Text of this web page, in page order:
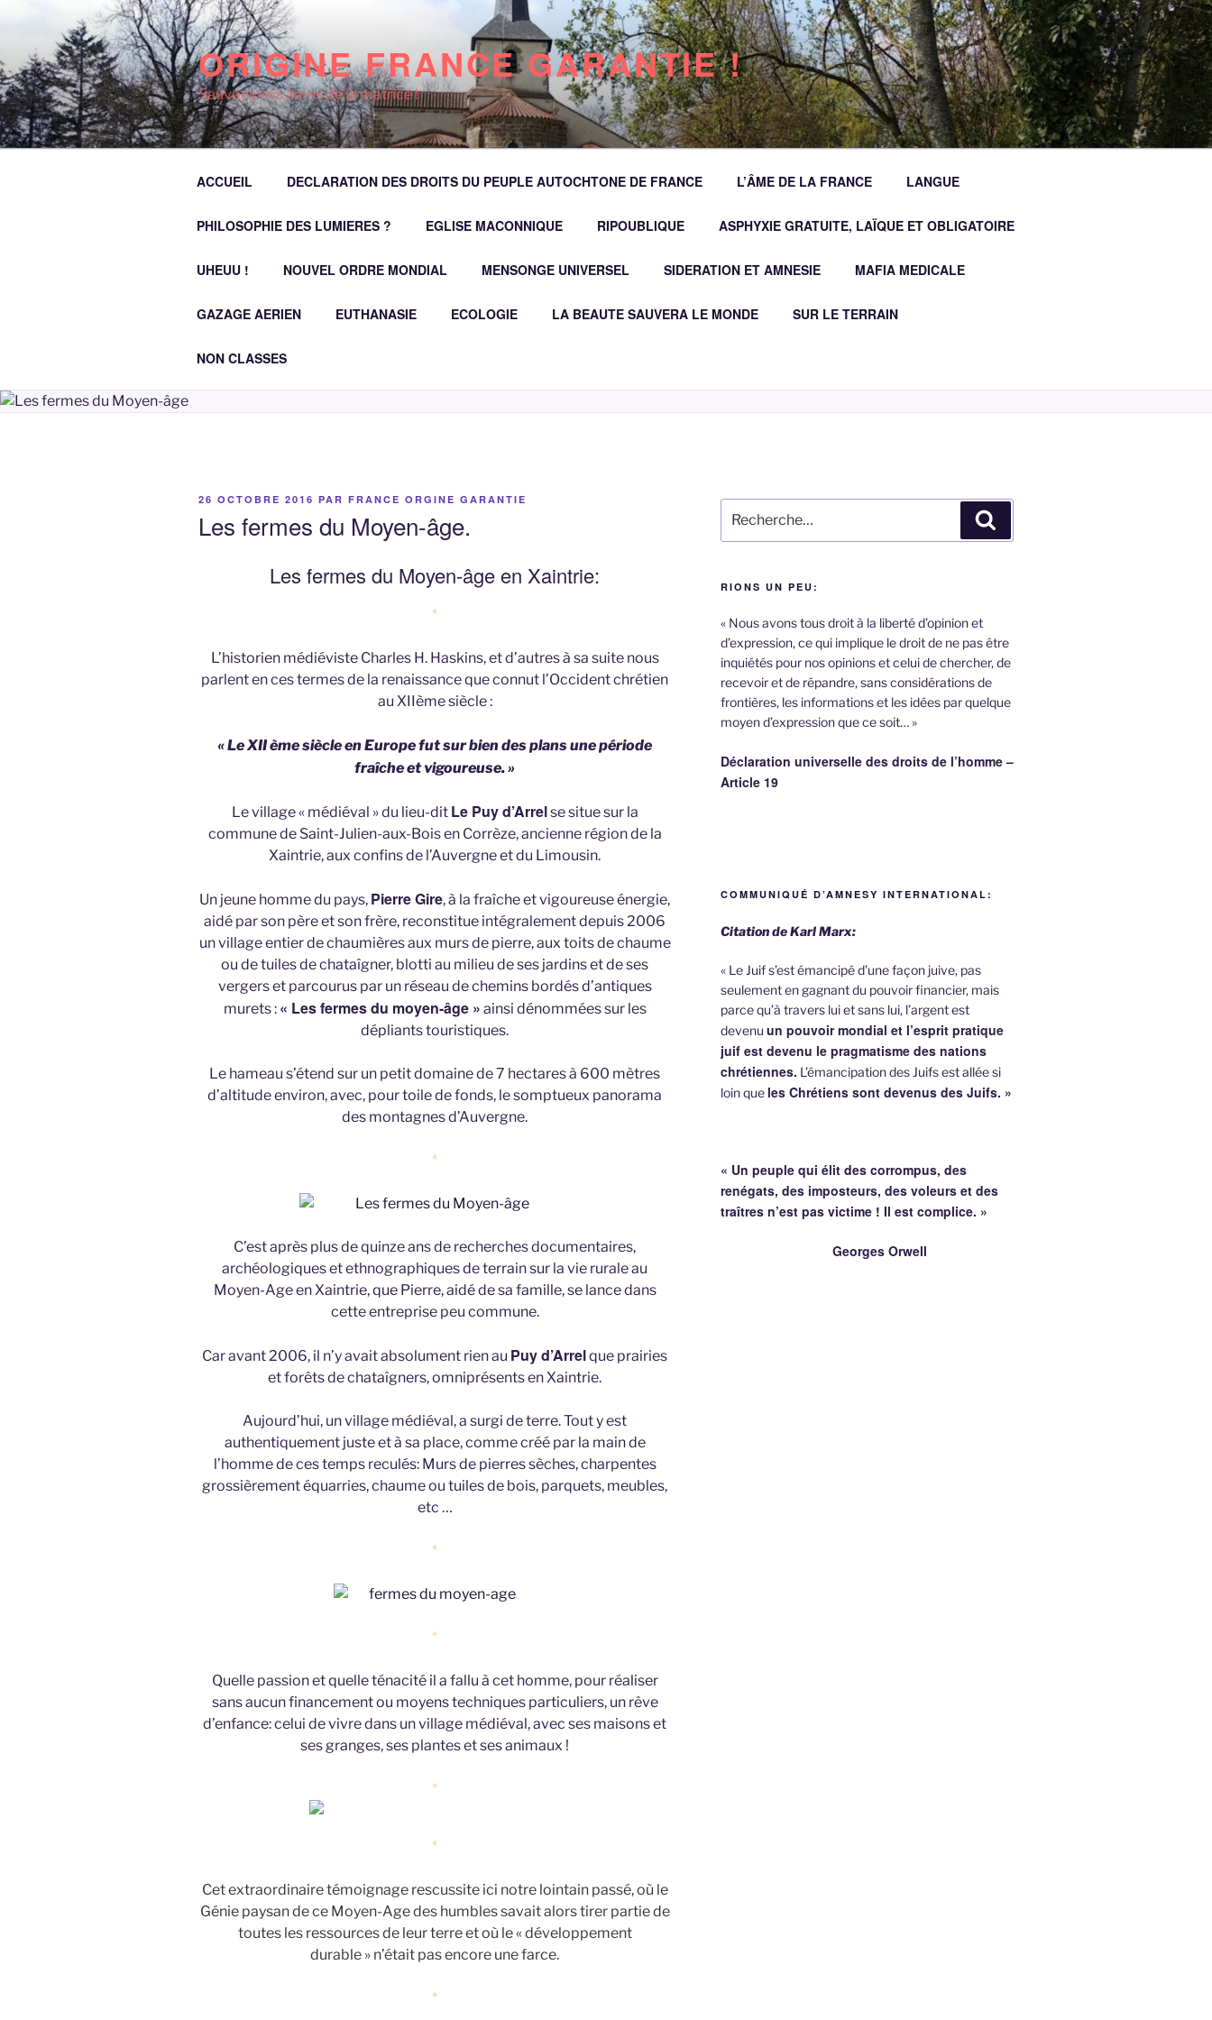
contenu
principal
ORIGINE FRANCE GARANTIE !
Sauvons nos âmes de la matrice !
ACCUEIL DECLARATION DES DROITS DU PEUPLE AUTOCHTONE DE FRANCE L’ÂME DE LA FRANCE LANGUE
PHILOSOPHIE DES LUMIERES ? EGLISE MACONNIQUE RIPOUBLIQUE ASPHYXIE GRATUITE, LAÏQUE ET OBLIGATOIRE
UHEUU ! NOUVEL ORDRE MONDIAL MENSONGE UNIVERSEL SIDERATION ET AMNESIE MAFIA MEDICALE
GAZAGE AERIEN EUTHANASIE ECOLOGIE LA BEAUTE SAUVERA LE MONDE SUR LE TERRAIN
NON CLASSES
PUBLIÉ
26 OCTOBRE 2016 PAR FRANCE ORGINE GARANTIE
Les fermes du Moyen-âge.
Les fermes du Moyen-âge en Xaintrie:
*
L’historien médiéviste Charles H. Haskins, et d’autres à sa suite nous
parlent en ces termes de la renaissance que connut l’Occident chrétien
au XIIème siècle :
« Le XII ème siècle en Europe fut sur bien des plans une période
fraîche et vigoureuse. »
Le village « médiéval » du lieu-dit Le Puy d’Arrelse situe sur la
commune de Saint-Julien-aux-Bois en Corrèze, ancienne région de la
Xaintrie, aux confins de l’Auvergne et du Limousin.
Un jeune homme du pays, Pierre Gire, à la fraîche et vigoureuse énergie,
aidé par son père et son frère, reconstitue intégralement depuis 2006
un village entier de chaumières aux murs de pierre, aux toits de chaume
ou de tuiles de chataîgner, blotti au milieu de ses jardins et de ses
vergers et parcourus par un réseau de chemins bordés d’antiques
murets : « Les fermes du moyen-âge » ainsi dénommées sur les
dépliants touristiques.
Le hameau s’étend sur un petit domaine de 7 hectares à 600 mètres
d’altitude environ, avec, pour toile de fonds, le somptueux panorama
des montagnes d’Auvergne.
*
C’est après plus de quinze ans de recherches documentaires,
archéologiques et ethnographiques de terrain sur la vie rurale au
Moyen-Age en Xaintrie, que Pierre, aidé de sa famille, se lance dans
cette entreprise peu commune.
Car avant 2006, il n’y avait absolument rien au Puy d’Arrelque prairies
et forêts de chataîgners, omniprésents en Xaintrie.
Aujourd’hui, un village médiéval, a surgi de terre. Tout y est
authentiquement juste et à sa place, comme créé par la main de
l’homme de ces temps reculés: Murs de pierres sèches, charpentes
grossièrement équarries, chaume ou tuiles de bois, parquets, meubles,
etc …
*
*
Quelle passion et quelle ténacité il a fallu à cet homme, pour réaliser
sans aucun financement ou moyens techniques particuliers, un rêve
d’enfance: celui de vivre dans un village médiéval, avec ses maisons et
ses granges, ses plantes et ses animaux !
*
*
Cet extraordinaire témoignage rescussite ici notre lointain passé, où le
Génie paysan de ce Moyen-Age des humbles savait alors tirer partie de
toutes les ressources de leur terre et où le « développement
durable » n’était pas encore une farce.
*
pour
:
RIONS UN PEU:
« Nous avons tous droit à la liberté d’opinion et
d’expression, ce qui implique le droit de ne pas être
inquiétés pour nos opinions et celui de chercher, de
recevoir et de répandre, sans considérations de
frontières, les informations et les idées par quelque
moyen d’expression que ce soit… »
Déclaration universelle des droits de l’homme –
Article 19
COMMUNIQUÉ D’AMNESY INTERNATIONAL:
Citation de Karl Marx:
« Le Juif s’est émancipé d’une façon juive, pas
seulement en gagnant du pouvoir financier, mais
parce qu’à travers lui et sans lui, l’argent est
devenu un pouvoir mondial et l’esprit pratique
juif est devenu le pragmatisme des nations
chrétiennes. L’émancipation des Juifs est allée si
loin que les Chrétiens sont devenus des Juifs. »
« Un peuple qui élit des corrompus, des
renégats, des imposteurs, des voleurs et des
traîtres n’est pas victime ! Il est complice. »
Georges Orwell